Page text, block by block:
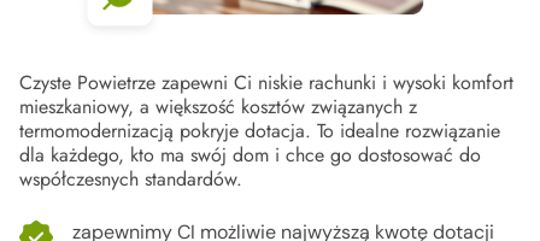
Czyste Powietrze zapewni Ci niskie rachunki i wysoki komfort
mieszkaniowy, a większość kosztów związanych z
termomodernizacją pokryje dotacja. To idealne rozwiązanie
dla każdego, kto ma swój dom i chce go dostosować do
współczesnych standardów.
zapewnimyCI możliwie najwyższą kwotę dotacji